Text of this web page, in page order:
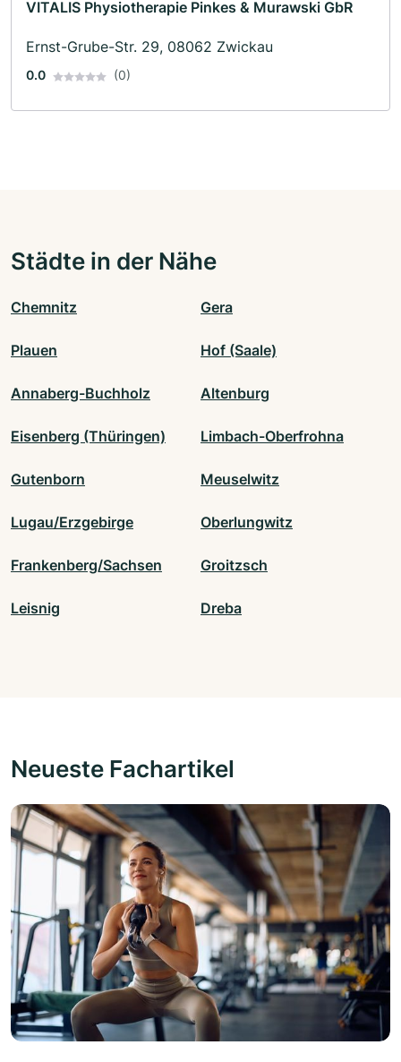
VITALIS Physiotherapie Pinkes & Murawski GbR
Ernst-Grube-Str. 29, 08062 Zwickau
0.0 (0)
Städte in der Nähe
Chemnitz Gera
Plauen Hof (Saale)
Annaberg-Buchholz Altenburg
Eisenberg (Thüringen) Limbach-Oberfrohna
Gutenborn Meuselwitz
Lugau/Erzgebirge Oberlungwitz
Frankenberg/Sachsen Groitzsch
Leisnig Dreba
Neueste Fachartikel